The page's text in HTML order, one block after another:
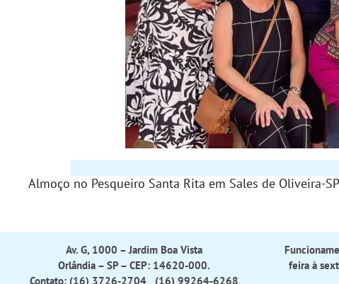
Almoço no Pesqueiro Santa Rita em Sales de Oliveira-
Av. G, 1000 – Jardim Boa Vista
Orlândia – SP – CEP: 14620-000.
Contato: (16) 3726-2704 (16) 99264-6268
feira à